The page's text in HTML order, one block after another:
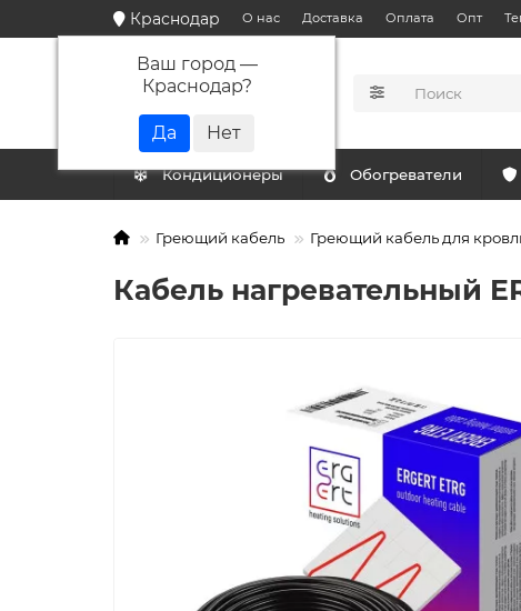
Краснодар
Ваш город —
Краснодар?
О нас Доставка Оплата Опт
КАТАЛОГ
Кондиционеры Обогреватели
Греющий кабель Греющий кабель для
Кабель нагревательный